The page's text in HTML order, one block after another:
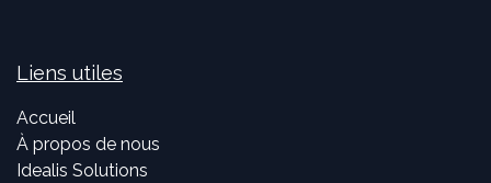
Liens utiles
Accueil
À propos de nous
Idealis Solutions